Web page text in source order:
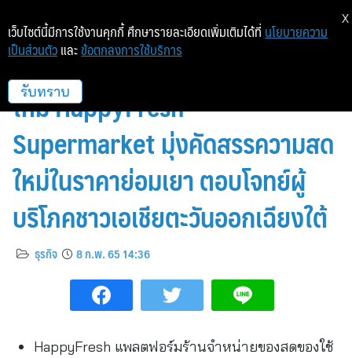
HappyFresh เปิดตัวโมเดลธุรกิจ
ใหม่ HappyFresh
Supermarket มุ่งคัดสรรความสด
ใหม่ในราคาย่อมเยา ตอบโจทย์ผู้
บริโภคชาวเอเชียตะวันออกเฉียงใต้
ธุรกิจ 8 ก.พ. 65 14:36
HappyFresh แพลตฟอร์มร้านจำหน่ายของสดของใช้
เว็บไซต์นี้มีการใช้งานคุกกี้ ศึกษารายละเอียดเพิ่มเติมได้ที่ นโยบายความ
เป็นส่วนตัว และ ข้อตกลงการใช้บริการ
รับทราบ
X